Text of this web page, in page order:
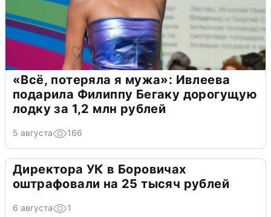
«Всё, потеряла я мужа»: Ивлеева
подарила Филиппу Бегаку дорогущую
лодку за 1,2 млн рублей
5 августа 166
Директора УК в Боровичах
оштрафовали на 25 тысяч рублей
6 августа 1